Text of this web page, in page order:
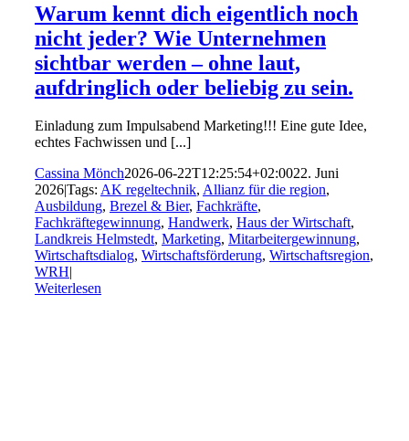
Warum kennt dich eigentlich noch
nicht jeder? Wie Unternehmen
sichtbar werden – ohne laut,
aufdringlich oder beliebig zu sein.
Einladung zum Impulsabend Marketing!!! Eine gute Idee,
echtes Fachwissen und [...]
Cassina Mönch2026-06-22T12:25:54+02:0022. Juni
2026|Tags: AK regeltechnik, Allianz für die region,
Ausbildung, Brezel & Bier, Fachkräfte,
Fachkräftegewinnung, Handwerk, Haus der Wirtschaft,
Landkreis Helmstedt, Marketing, Mitarbeitergewinnung,
Wirtschaftsdialog, Wirtschaftsförderung, Wirtschaftsregion,
WRH|
Weiterlesen